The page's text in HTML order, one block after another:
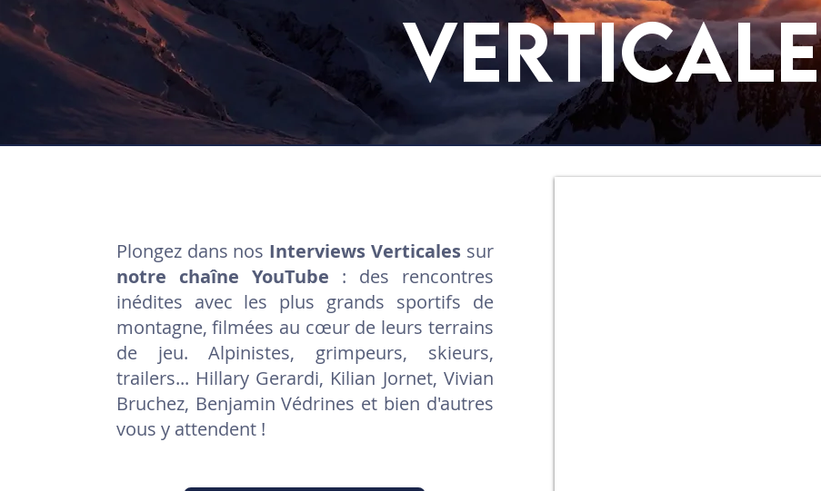
verticale
Plongez dans nos Interviews Verticales sur
notre chaîne YouTube : des rencontres
inédites avec les plus grands sportifs de
montagne, filmées au cœur de leurs terrains
de jeu. Alpinistes, grimpeurs, skieurs,
trailers... Hillary Gerardi, Kilian Jornet, Vivian
Bruchez, Benjamin Védrines et bien d'autres
vous y attendent !